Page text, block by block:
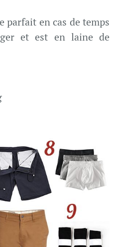
parfait en cas de temps
et est en laine de